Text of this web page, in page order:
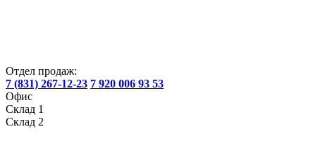
Отдел продаж:
7 (831) 267-12-23 7 920 006 93 53
Офис
Склад 1
Склад 2